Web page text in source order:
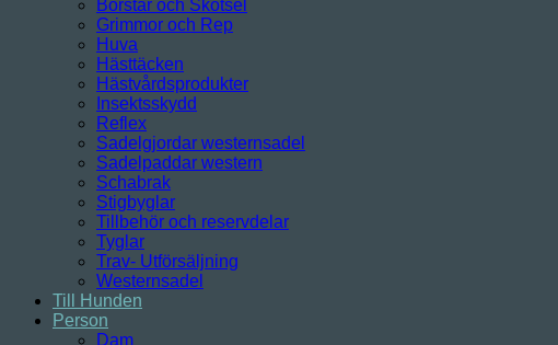
Borstar och Skötsel
Grimmor och Rep
Huva
Hästtäcken
Hästvårdsprodukter
Insektsskydd
Reflex
Sadelgjordar westernsadel
Sadelpaddar western
Schabrak
Stigbyglar
Tillbehör och reservdelar
Tyglar
Trav- Utförsäljning
Westernsadel
Till Hunden
Person
Dam